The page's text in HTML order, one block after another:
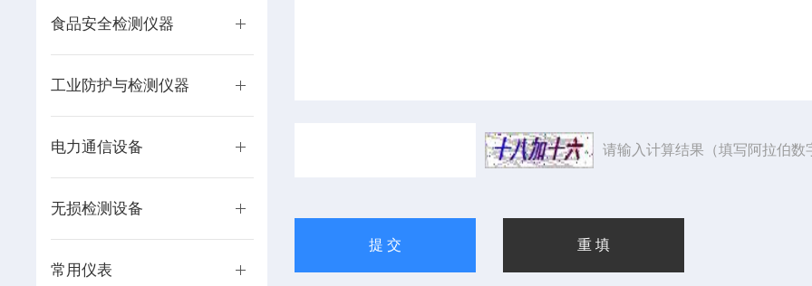
食品安全检测仪器
工业防护与检测仪器
电力通信设备
无损检测设备
常用仪表
请输入计算结果（填写阿拉伯数